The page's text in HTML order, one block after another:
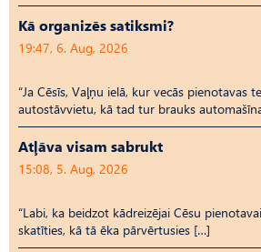
Kā organizēs satiksmi?
19:47, 6. Aug, 2026
“Ja Cēsīs, Vaļņu ielā, kur vecās pienotavas
autostāvvietu, kā tad tur brauks
Atļāva visam sabrukt
15:08, 5. Aug, 2026
“Labi, ka beidzot kādreizējai Cēsu
skatīties, kā tā ēka pārvērtusies […]